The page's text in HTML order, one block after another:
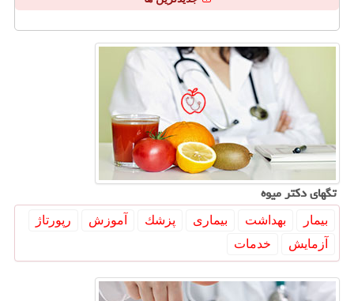
تگهای دكتر میوه
بیمار بهداشت بیماری پزشك آموزش
رپورتاژ
آزمایش
خدمات